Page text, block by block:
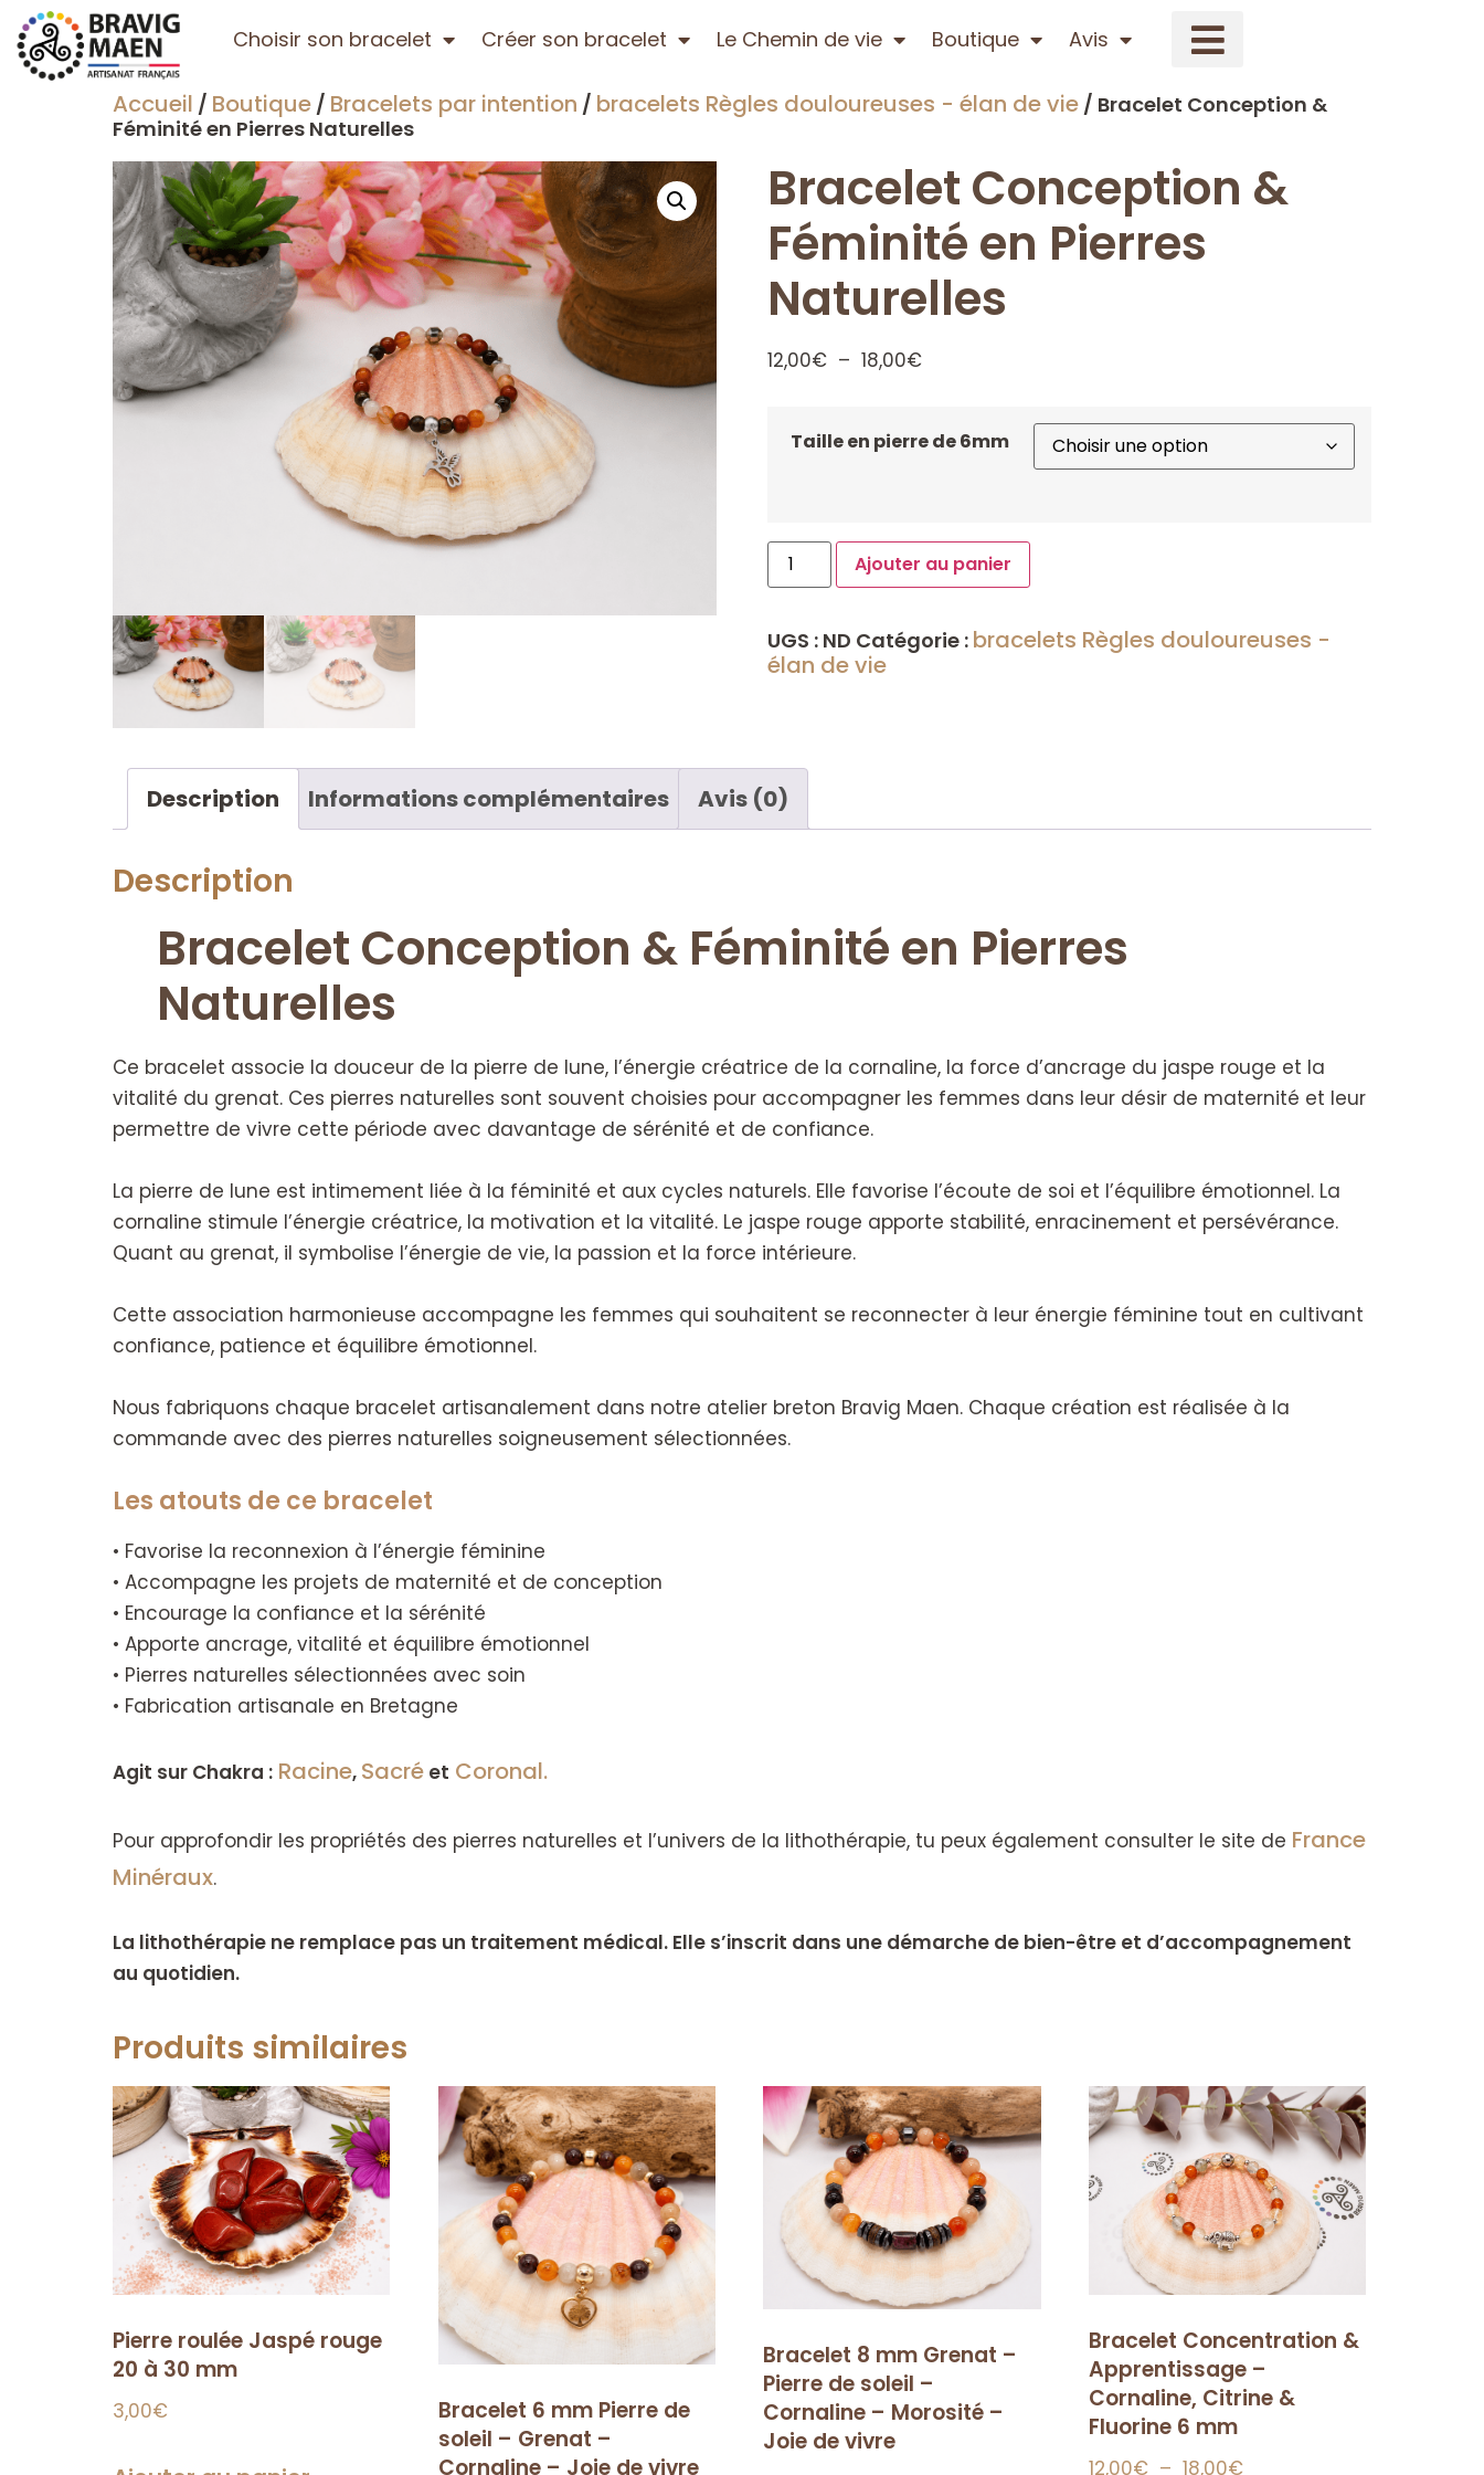
Choisir son bracelet Créer son bracelet Le Chemin de vie Boutique Avis
Accueil / Boutique / Bracelets par intention / bracelets Règles douloureuses - élan de vie / Bracelet Conception &
Féminité en Pierres Naturelles
Bracelet Conception &
Féminité en Pierres
Naturelles
12,00€ – 18,00€
Taille en pierre de 6mm
Ajouter au panier
UGS : ND Catégorie : bracelets Règles douloureuses -
élan de vie
Description Informations complémentaires Avis (0)
Description
Bracelet Conception & Féminité en Pierres
Naturelles
Ce bracelet associe la douceur de la pierre de lune, l’énergie créatrice de la cornaline, la force d’ancrage du jaspe rouge et la
vitalité du grenat. Ces pierres naturelles sont souvent choisies pour accompagner les femmes dans leur désir de maternité et leur
permettre de vivre cette période avec davantage de sérénité et de confiance.
La pierre de lune est intimement liée à la féminité et aux cycles naturels. Elle favorise l’écoute de soi et l’équilibre émotionnel. La
cornaline stimule l’énergie créatrice, la motivation et la vitalité. Le jaspe rouge apporte stabilité, enracinement et persévérance.
Quant au grenat, il symbolise l’énergie de vie, la passion et la force intérieure.
Cette association harmonieuse accompagne les femmes qui souhaitent se reconnecter à leur énergie féminine tout en cultivant
confiance, patience et équilibre émotionnel.
Nous fabriquons chaque bracelet artisanalement dans notre atelier breton Bravig Maen. Chaque création est réalisée à la
commande avec des pierres naturelles soigneusement sélectionnées.
Les atouts de ce bracelet
• Favorise la reconnexion à l’énergie féminine
• Accompagne les projets de maternité et de conception
• Encourage la confiance et la sérénité
• Apporte ancrage, vitalité et équilibre émotionnel
• Pierres naturelles sélectionnées avec soin
• Fabrication artisanale en Bretagne
Agit sur Chakra : Racine, Sacré et Coronal.
Pour approfondir les propriétés des pierres naturelles et l’univers de la lithothérapie, tu peux également consulter le site de France
Minéraux.
La lithothérapie ne remplace pas un traitement médical. Elle s’inscrit dans une démarche de bien-être et d’accompagnement
au quotidien.
Produits similaires
Pierre roulée Jaspé rouge
20 à 30 mm
3,00€
Bracelet 6 mm Pierre de
soleil – Grenat –
Cornaline – Joie de vivre
Bracelet 8 mm Grenat –
Pierre de soleil –
Cornaline – Morosité –
Joie de vivre
Bracelet Concentration &
Apprentissage –
Cornaline, Citrine &
Fluorine 6 mm
12,00€ – 18,00€